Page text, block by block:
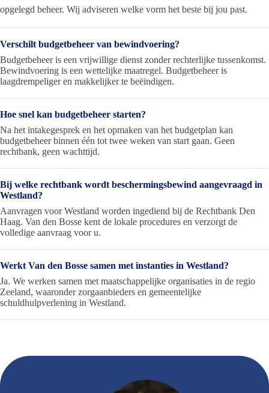
opgelegd beheer. Wij adviseren welke vorm het beste bij jou past.
Verschilt budgetbeheer van bewindvoering?
Budgetbeheer is een vrijwillige dienst zonder rechterlijke tussenkomst.
Bewindvoering is een wettelijke maatregel. Budgetbeheer is
laagdrempeliger en makkelijker te beëindigen.
Hoe snel kan budgetbeheer starten?
Na het intakegesprek en het opmaken van het budgetplan kan
budgetbeheer binnen één tot twee weken van start gaan. Geen
rechtbank, geen wachttijd.
Bij welke rechtbank wordt beschermingsbewind aangevraagd in
Westland?
Aanvragen voor Westland worden ingediend bij de Rechtbank Den
Haag. Van den Bosse kent de lokale procedures en verzorgt de
volledige aanvraag voor u.
Werkt Van den Bosse samen met instanties in Westland?
Ja. We werken samen met maatschappelijke organisaties in de regio
Zeeland, waaronder zorgaanbieders en gemeentelijke
schuldhulpverlening in Westland.